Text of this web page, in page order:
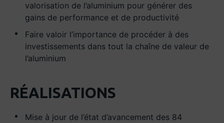
valorisation de l’aluminium pour générer des
gains de performance et de productivité
Faire valoir l’importance de procéder à des
investissements dans tout la chaîne de valeur de
l’aluminium
RÉALISATIONS
Mise à jour de l’état d’avancement des 84